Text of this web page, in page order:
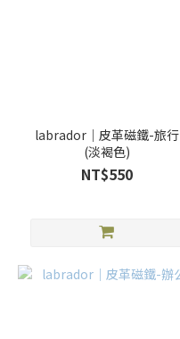
labrador｜皮革磁鐵-旅行
(淡褐色)
NT$550